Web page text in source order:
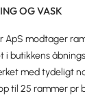
OG VASK
ApS modtager
butikkens
med tydeligt
til 25 rammer pr